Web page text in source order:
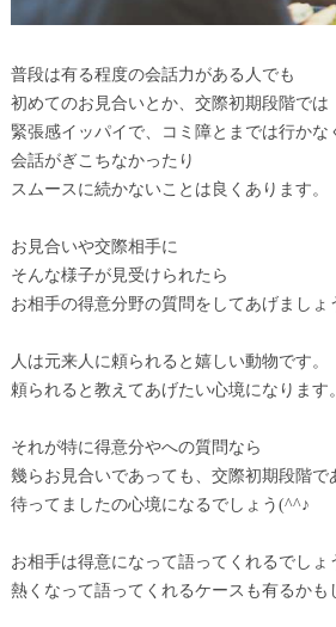
普段は有る程度の会話力がある人でも
初めてのお見合いとか、交際初期段階では
緊張感イッパイで、コミ障とまでは行かな
会話がぎこちなかったり
スムースに続かないことは良くあります。
お見合いや交際相手に
そんな様子が見受けられたら
お相手の得意分野の質問をしてあげましょ
人は元来人に頼られると嬉しい動物です。
頼られると教えてあげたい心境になります。
それが特に得意分やへの質問なら
幾らお見合いであっても、交際初期段階で
待ってましたの心境になるでしょう(^^♪
お相手は得意になって語ってくれるでしょ
熱くなって語ってくれるケースも有るかも